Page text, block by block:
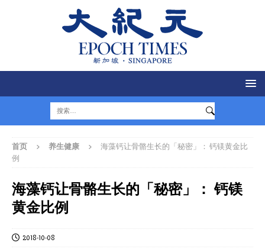
首页 养生健康
海藻钙让骨骼生长的「秘密」： 钙镁黄金比
例
海藻钙让骨骼生长的「秘密」： 钙镁
黄金比例
2018-10-08